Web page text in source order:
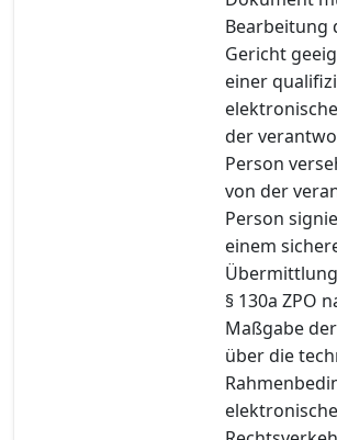
Bearbeitung
Gericht
einer
der
Person
von der
Person
einem
§ 130a ZPO
Maßgabe
über die